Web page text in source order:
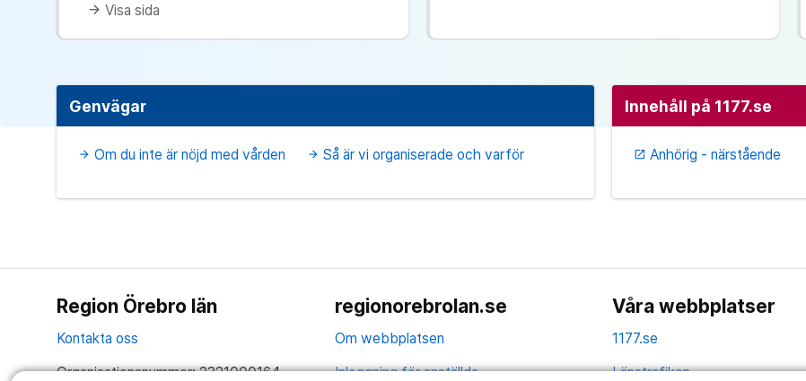
arrow_forward Visa sida
Genvägar
arrow_forward Om du inte är nöjd med vården arrow_forward Så är vi organiserade och varför
Innehåll på 1177.se
open_in_new Anhörig - närstående
Region Örebro län
Kontakta oss
Organisationsnummer: 2321000164
regionorebrolan.se
Om webbplatsen
Inloggning för anställda
Våra webbplatser
1177.se
Länstrafiken